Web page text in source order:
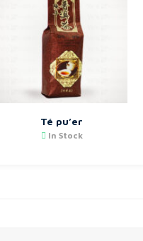
Té pu’er
In Stock